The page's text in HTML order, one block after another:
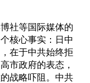
社等国际媒体的
核心事实：日中
在于中共始终拒
市政府的表态，
战略吓阻。中共